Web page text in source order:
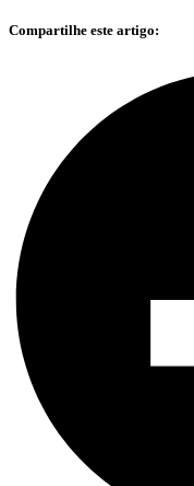
Compartilhe este artigo: